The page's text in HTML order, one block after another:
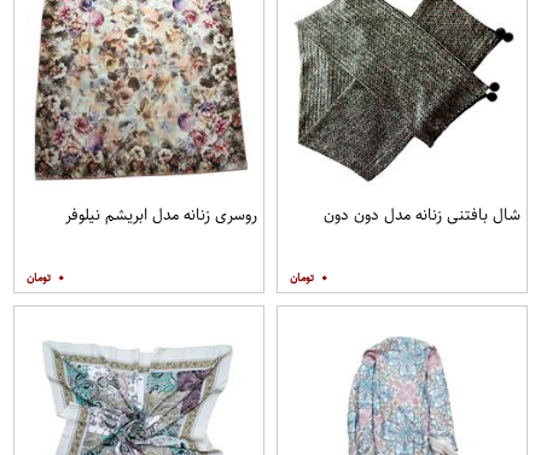
شال بافتنی زنانه مدل دون دون
۰
روسری زنانه مدل ابریشم نیلوفر
۰